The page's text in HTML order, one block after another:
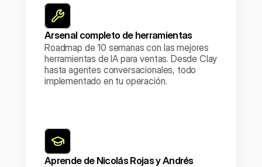
Arsenal completo de herramientas
Roadmap de 10 semanas con las mejores
herramientas de IA para ventas. Desde Clay
hasta agentes conversacionales, todo
implementado en tu operación.
Aprende de Nicolás Rojas y Andrés